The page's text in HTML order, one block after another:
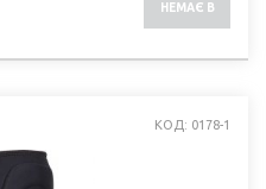
НЕМАЄ В
КОД: 0178-1